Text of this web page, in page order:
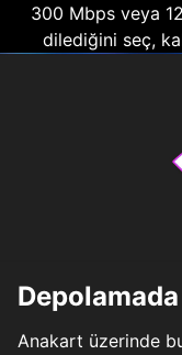
300 Mbps veya
dilediğini seç,
Depolamada
Anakart üzerinde